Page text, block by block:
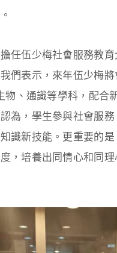
任伍少梅社會服務教
們表示，來年伍少梅
物、通識等學科，配
為，學生參與社會服
識新技能。更重要的
，培養出同情心和同